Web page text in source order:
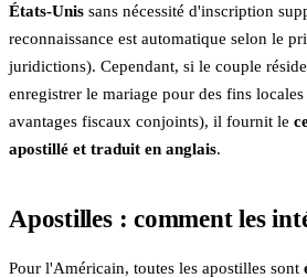
États-Unis sans nécessité d'inscription
reconnaissance est automatique selon le
juridictions). Cependant, si le couple
enregistrer le mariage pour des fins
avantages fiscaux conjoints), il fournit le
apostillé et traduit en anglais.
Apostilles : comment les
Pour l'Américain, toutes les apostilles sont